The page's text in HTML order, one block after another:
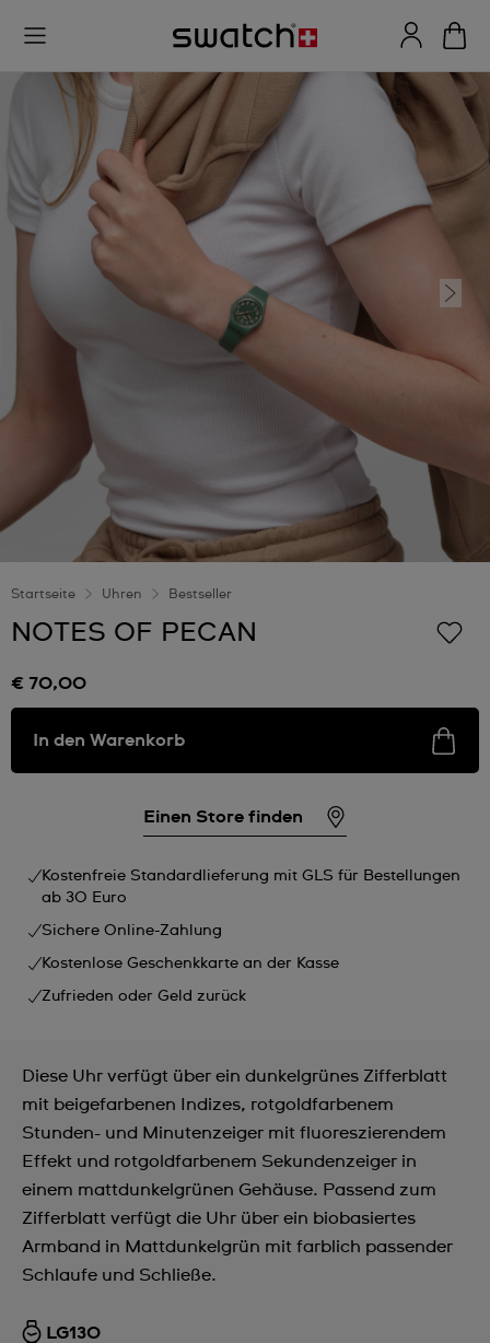
Startseite Uhren Bestseller
NOTES OF PECAN
€ 70,00
In den Warenkorb
Einen Store finden
Kostenfreie Standardlieferung mit GLS für Bestellungen
ab 30 Euro
Sichere Online-Zahlung
Kostenlose Geschenkkarte an der Kasse
Zufrieden oder Geld zurück
Diese Uhr verfügt über ein dunkelgrünes Zifferblatt
mit beigefarbenen Indizes, rotgoldfarbenem
Stunden- und Minutenzeiger mit fluoreszierendem
Effekt und rotgoldfarbenem Sekundenzeiger in
einem mattdunkelgrünen Gehäuse. Passend zum
Zifferblatt verfügt die Uhr über ein biobasiertes
Armband in Mattdunkelgrün mit farblich passender
Schlaufe und Schließe.
LG130